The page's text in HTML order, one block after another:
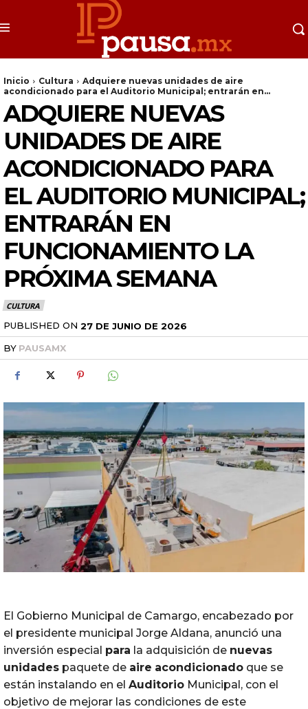
Inicio Cultura
Adquiere nuevas unidades de aire
acondicionado para el Auditorio Municipal; entrarán en...
ADQUIERE NUEVAS
UNIDADES DE AIRE
ACONDICIONADO PARA
EL AUDITORIO MUNICIPAL;
ENTRARÁN EN
FUNCIONAMIENTO LA
PRÓXIMA SEMANA
CULTURA
PUBLISHED ON 27 DE JUNIO DE 2026
BY PAUSAMX
El Gobierno Municipal de Camargo, encabezado por
el presidente municipal Jorge Aldana, anunció una
inversión especial para la adquisición de nuevas
unidades paquete de aire acondicionado que se
están instalando en el Auditorio Municipal, con el
objetivo de mejorar las condiciones de este